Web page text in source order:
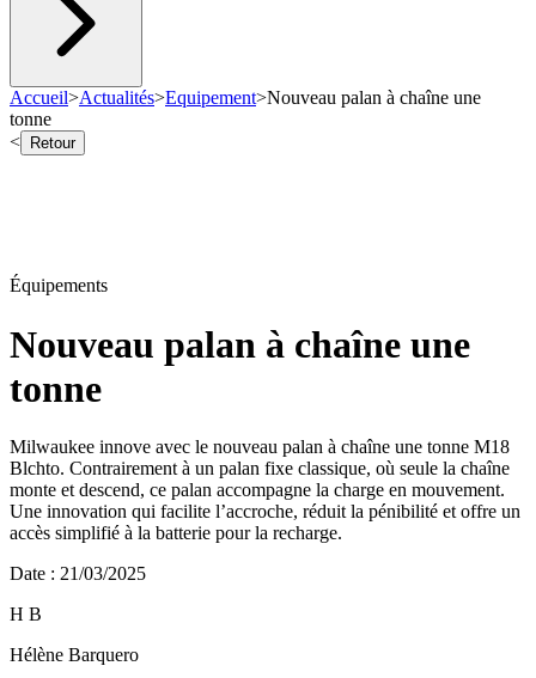
Accueil>Actualités>Equipement>Nouveau palan à chaîne une
tonne
<
Retour
Équipements
Nouveau palan à chaîne une
tonne
Milwaukee innove avec le nouveau palan à chaîne une tonne M18
Blchto. Contrairement à un palan fixe classique, où seule la chaîne
monte et descend, ce palan accompagne la charge en mouvement.
Une innovation qui facilite l’accroche, réduit la pénibilité et offre un
accès simplifié à la batterie pour la recharge.
Date : 21/03/2025
H B
Hélène Barquero